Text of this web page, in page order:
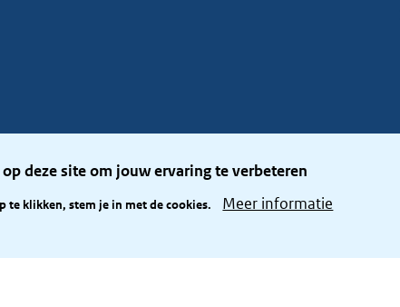
deze site om jouw ervaring te verbeteren
te klikken, stem je in met de cookies. Meer informatie